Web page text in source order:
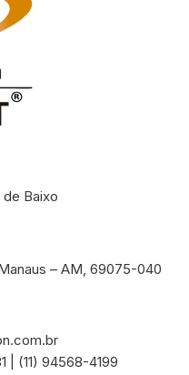
de Baixo
– AM, 69075-040
| (11) 94568-4199